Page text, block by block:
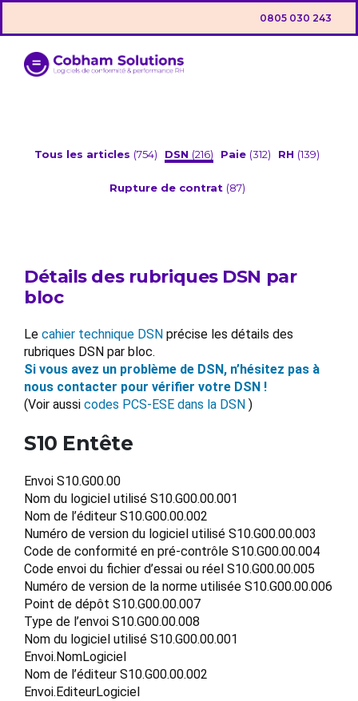
0805 030 243
Tous les articles (754) DSN (216) Paie (312) RH (139)
Rupture de contrat (87)
Détails des rubriques DSN par
bloc
Le cahier technique DSN précise les détails des
rubriques DSN par bloc.
Si vous avez un problème de DSN, n’hésitez pas à
nous contacter pour vérifier votre DSN !
(Voir aussi codes PCS-ESE dans la DSN )
S10 Entête
Envoi S10.G00.00
Nom du logiciel utilisé S10.G00.00.001
Nom de l’éditeur S10.G00.00.002
Numéro de version du logiciel utilisé S10.G00.00.003
Code de conformité en pré-contrôle S10.G00.00.004
Code envoi du fichier d’essai ou réel S10.G00.00.005
Numéro de version de la norme utilisée S10.G00.00.006
Point de dépôt S10.G00.00.007
Type de l’envoi S10.G00.00.008
Nom du logiciel utilisé S10.G00.00.001
Envoi.NomLogiciel
Nom de l’éditeur S10.G00.00.002
Envoi.EditeurLogiciel